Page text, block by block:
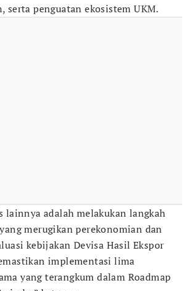
serta penguatan ekosistem UKM.
lainnya adalah melakukan langkah
merugikan perekonomian dan
kebijakan Devisa Hasil Ekspor
implementasi lima
yang terangkum dalam Roadmap